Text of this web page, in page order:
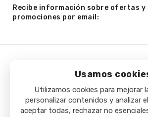
Usamos
Utilizamos cookies para mejorar
personalizar contenidos y analizar
aceptar todas, rechazar no
Recibe información sobre ofertas y
promociones por email: